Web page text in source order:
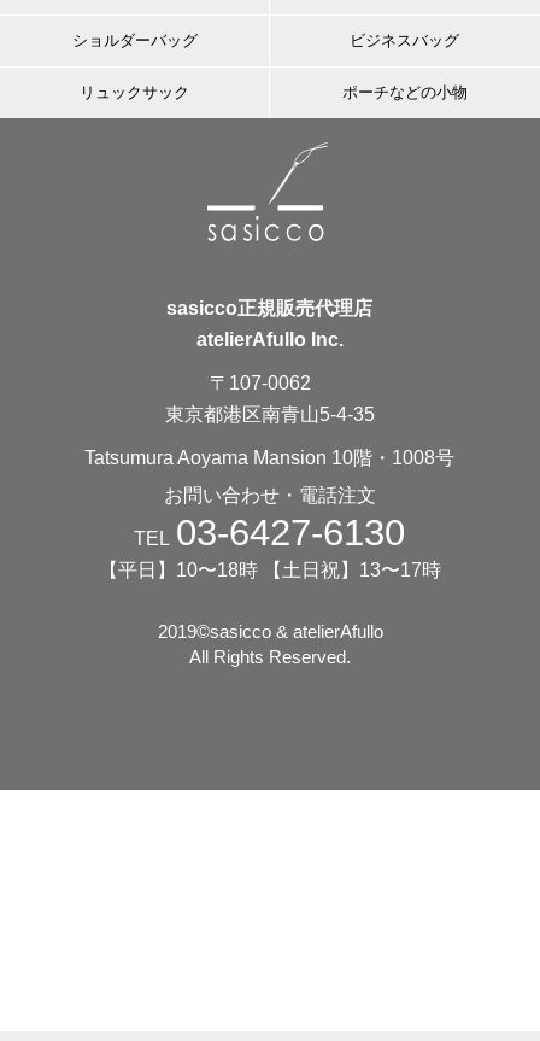
ショルダーバッグ ビジネスバッグ
リュックサック ポーチなどの小物
sasicco正規販売代理店
atelierAfullo Inc.
〒107-0062
東京都港区南青山5-4-35
Tatsumura Aoyama Mansion 10階・1008号
お問い合わせ・電話注文
TEL 03-6427-6130
【平日】10〜18時 【土日祝】13〜17時
2019©️sasicco & atelierAfullo
All Rights Reserved.